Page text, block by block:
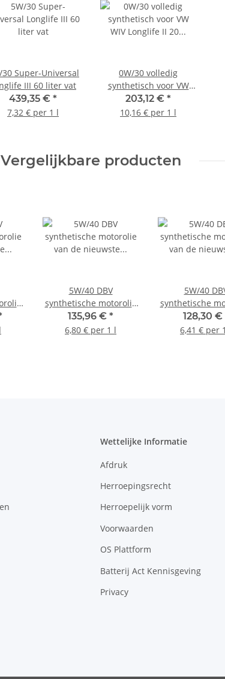
30 Super-Universal
III 60 liter vat
439,35 € *
7,32 € per 1 l
0W/30 volledig
synthetisch voor VW
WIV Longlife II 20 liter
jerrycan
203,12 € *
10,16 € per 1 l
Vergelijkbare producten
vat
5W/40 DBV
synthetische motorolie
van de nieuwste
generatie 4 x 5 liter blik
135,96 € *
6,80 € per 1 l
5W/40
synthetische
van de
generatie 20
128,30 €
6,41 € per
Wettelijke Informatie
Afdruk
Herroepingsrecht
Herroepelijk vorm
Voorwaarden
OS Plattform
Batterij Act Kennisgeving
Privacy